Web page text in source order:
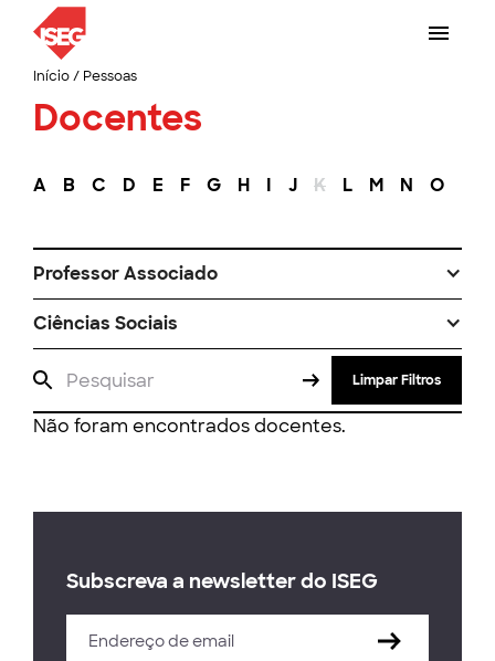
Início/ Pessoas
Docentes
A B C D E F G H I J K L M N O
Professor Associado
Ciências Sociais
Limpar Filtros
Não foram encontrados docentes.
Subscreva a newsletter do ISEG